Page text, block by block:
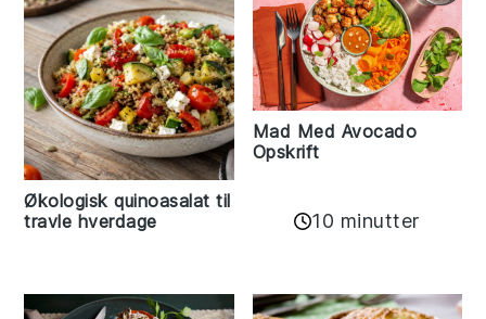
Økologisk quinoasalat til
travle hverdage
Mad Med Avocado
Opskrift
10 minutter